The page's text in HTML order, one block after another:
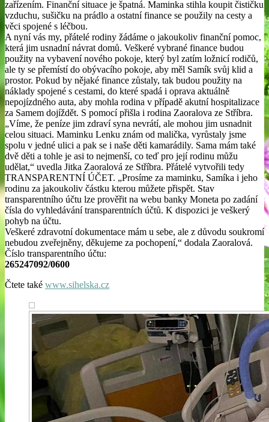
zařízením. Finanční situace je špatná. Maminka stihla koupit čističku
vzduchu, sušičku na prádlo a ostatní finance se použily na cesty a
věci spojené s léčbou.
A nyní vás my, přátelé rodiny žádáme o jakoukoliv finanční pomoc,
která jim usnadní návrat domů. Veškeré vybrané finance budou
použity na vybavení nového pokoje, který byl zatím ložnicí rodičů,
ale ty se přemístí do obývacího pokoje, aby měl Samík svůj klid a
prostor. Pokud by nějaké finance zůstaly, tak budou použity na
náklady spojené s cestami, do které spadá i oprava aktuálně
nepojízdného auta, aby mohla rodina v případě akutní hospitalizace
za Samem dojíždět. S pomocí přišla i rodina Zaoralova ze Stříbra.
„Víme, že peníze jim zdraví syna nevrátí, ale mohou jim usnadnit
celou situaci. Maminku Lenku znám od malička, vyrůstaly jsme
spolu v jedné ulici a pak se i naše děti kamarádily. Sama mám také
dvě děti a tohle je asi to nejmenší, co teď pro její rodinu můžu
udělat,“ uvedla Jitka Zaoralová ze Stříbra. Přátelé vytvořili tedy
TRANSPARENTNÍ ÚČET. „Prosíme za maminku, Samíka i jeho
rodinu za jakoukoliv částku kterou můžete přispět. Stav
transparentního účtu lze prověřit na webu banky Moneta po zadání
čísla do vyhledávání transparentních účtů. K dispozici je veškerý
pohyb na účtu.
Veškeré zdravotní dokumentace mám u sebe, ale z důvodu soukromí
nebudou zveřejněny, děkujeme za pochopení,“ dodala Zaoralová.
Číslo transparentního účtu:
265247092/0600
Čtete také www.sihelska.cz